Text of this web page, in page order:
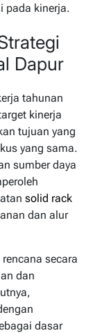
pada kinerja.
Dapur
tahunan
kinerja
tujuan yang
yang sama.
sumber daya
solid rack
dan alur
secara
dan
dasar